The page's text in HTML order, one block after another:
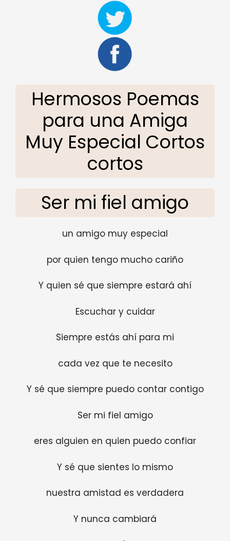
Hermosos Poemas
para una Amiga
Muy Especial Cortos
cortos
Ser mi fiel amigo
un amigo muy especial
por quien tengo mucho cariño
Y quien sé que siempre estará ahí
Escuchar y cuidar
Siempre estás ahí para mi
cada vez que te necesito
Y sé que siempre puedo contar contigo
Ser mi fiel amigo
eres alguien en quien puedo confiar
Y sé que sientes lo mismo
nuestra amistad es verdadera
Y nunca cambiará